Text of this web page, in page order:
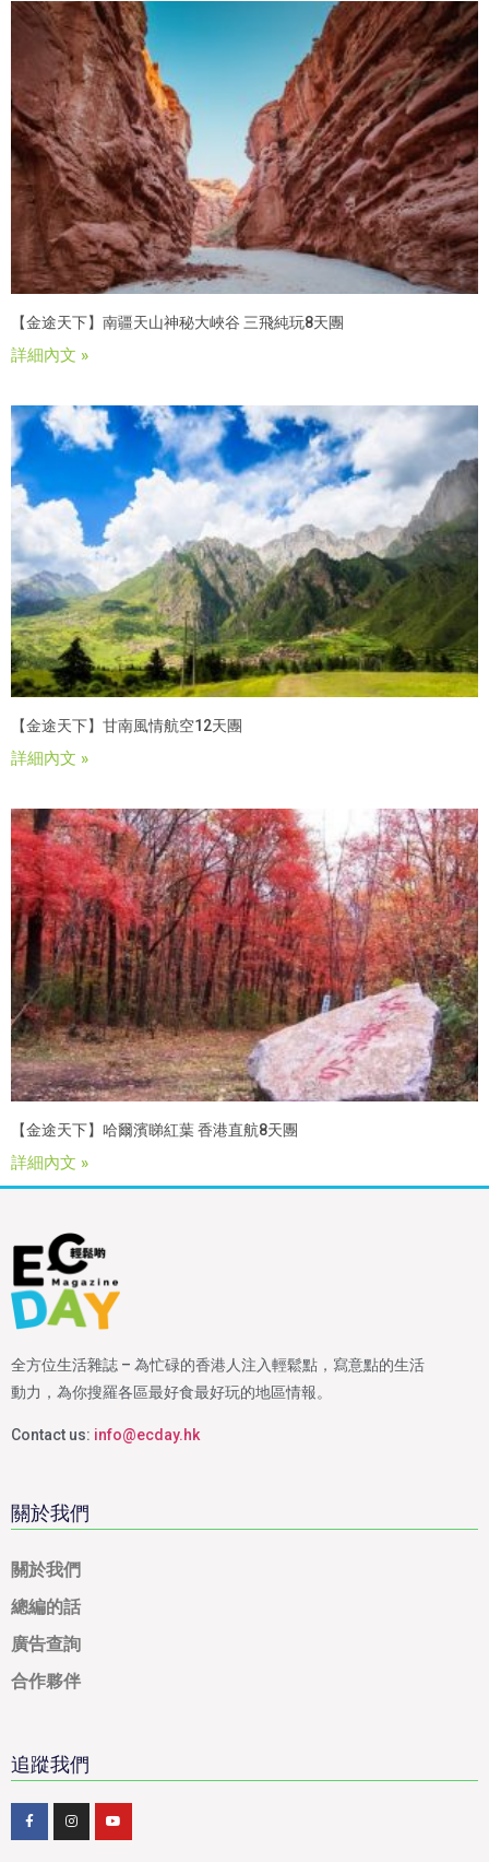
【金途天下】南疆天山神秘大峽谷 三飛純玩8天團
詳細內文 »
【金途天下】甘南風情航空12天團
詳細內文 »
【金途天下】哈爾濱睇紅葉 香港直航8天團
詳細內文 »
全方位生活雜誌 – 為忙碌的香港人注入輕鬆點，寫意點的生活
動力，為你搜羅各區最好食最好玩的地區情報。
Contact us: info@ecday.hk
關於我們
關於我們
總編的話
廣告查詢
合作夥伴
追蹤我們